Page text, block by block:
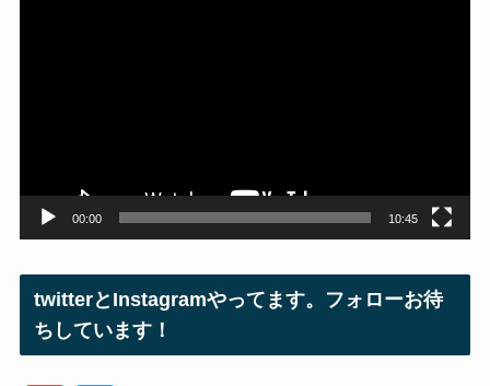
00:00 10:45
twitterとInstagramやってます。フォローお待
ちしています！